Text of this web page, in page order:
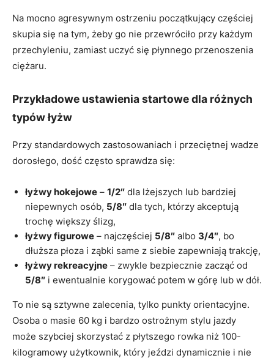
Na mocno agresywnym ostrzeniu początkujący częściej
skupia się na tym, żeby go nie przewróciło przy każdym
przechyleniu, zamiast uczyć się płynnego przenoszenia
ciężaru.
Przykładowe ustawienia startowe dla różnych
typów łyżw
Przy standardowych zastosowaniach i przeciętnej wadze
dorosłego, dość często sprawdza się:
łyżwy hokejowe – 1/2″ dla lżejszych lub bardziej
niepewnych osób, 5/8″ dla tych, którzy akceptują
trochę większy ślizg,
łyżwy figurowe – najczęściej 5/8″ albo 3/4″, bo
dłuższa płoza i ząbki same z siebie zapewniają trakcję,
łyżwy rekreacyjne – zwykle bezpiecznie zacząć od
5/8″ i ewentualnie korygować potem w górę lub w dół.
To nie są sztywne zalecenia, tylko punkty orientacyjne.
Osoba o masie 60 kg i bardzo ostrożnym stylu jazdy
może szybciej skorzystać z płytszego rowka niż 100-
kilogramowy użytkownik, który jeździ dynamicznie i nie